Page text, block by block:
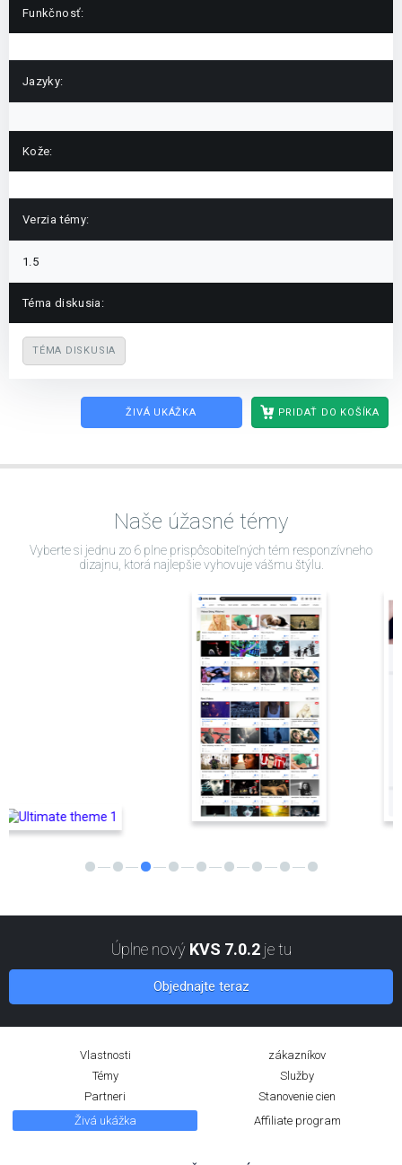
Funkčnosť:
Jazyky:
Kože:
Verzia témy:
1.5
Téma diskusia:
TÉMA DISKUSIA
ŽIVÁ UKÁŽKA PRIDAŤ DO KOŠÍKA
Naše úžasné témy
Vyberte si jednu zo 6 plne prispôsobiteľných tém responzívneho
dizajnu, ktorá najlepšie vyhovuje vášmu štýlu.
Úplne nový KVS 7.0.2je tu
Objednajte teraz
Vlastnosti
zákazníkov
Témy
Služby
Partneri
Stanovenie cien
Živá ukážka
Affiliate program